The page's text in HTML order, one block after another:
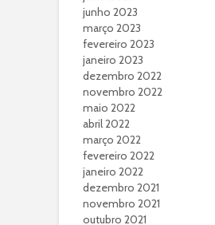
junho 2023
março 2023
fevereiro 2023
janeiro 2023
dezembro 2022
novembro 2022
maio 2022
abril 2022
março 2022
fevereiro 2022
janeiro 2022
dezembro 2021
novembro 2021
outubro 2021